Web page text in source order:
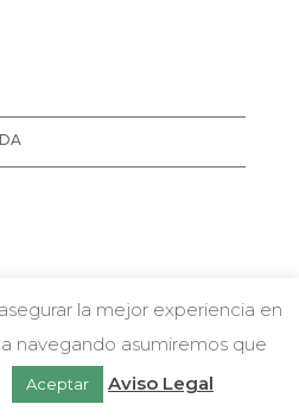
w Chatea con nosotros
la mejor experiencia en
navegando asumiremos que
Aceptar Aviso Legal